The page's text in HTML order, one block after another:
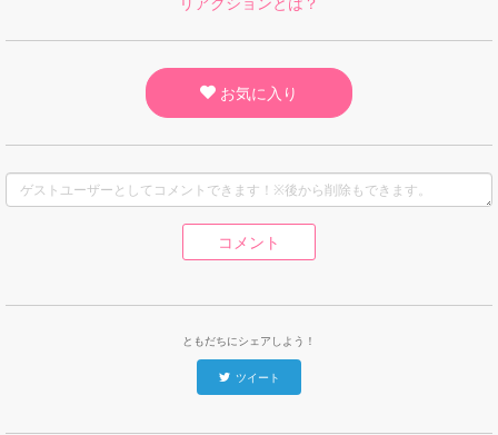
お気に入り
コメント
ともだちにシェアしよう！
ツイート